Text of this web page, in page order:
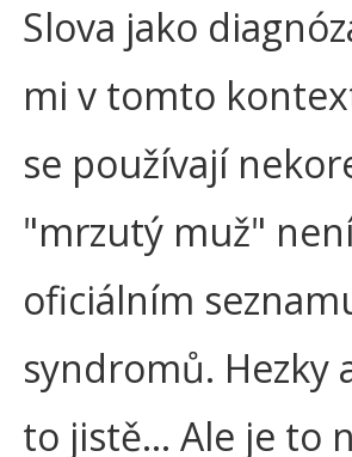
Slova jako
mi v tomto
se používají
"mrzutý muž"
oficiálním
syndromů. Hezky
to jistě… Ale je to